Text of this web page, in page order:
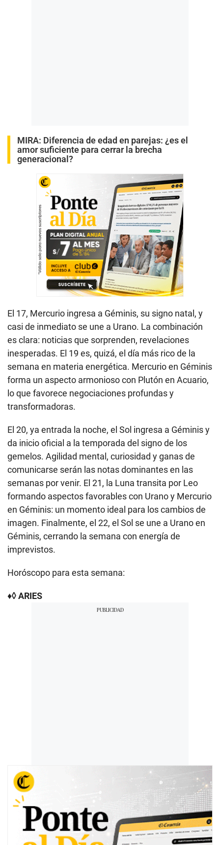
MIRA: Diferencia de edad en parejas: ¿es el
amor suficiente para cerrar la brecha
generacional?
El 17, Mercurio ingresa a Géminis, su signo natal, y
casi de inmediato se une a Urano. La combinación
es clara: noticias que sorprenden, revelaciones
inesperadas. El 19 es, quizá, el día más rico de la
semana en materia energética. Mercurio en Géminis
forma un aspecto armonioso con Plutón en Acuario,
lo que favorece negociaciones profundas y
transformadoras.
El 20, ya entrada la noche, el Sol ingresa a Géminis y
da inicio oficial a la temporada del signo de los
gemelos. Agilidad mental, curiosidad y ganas de
comunicarse serán las notas dominantes en las
semanas por venir. El 21, la Luna transita por Leo
formando aspectos favorables con Urano y Mercurio
en Géminis: un momento ideal para los cambios de
imagen. Finalmente, el 22, el Sol se une a Urano en
Géminis, cerrando la semana con energía de
imprevistos.
Horóscopo para esta semana:
♦◊ ARIES